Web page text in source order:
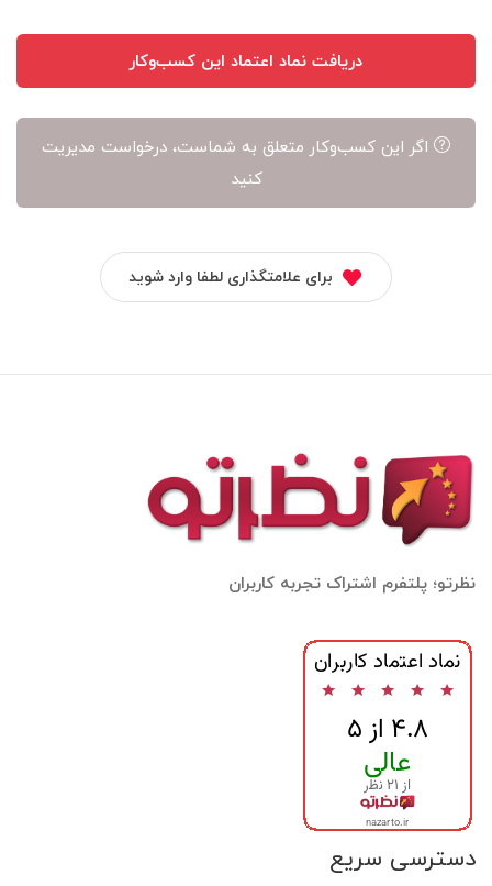
دریافت نماد اعتماد این کسب‌وکار
اگر این کسب‌وکار متعلق به شماست، درخواست مدیریت
کنید
برای علامتگذاری لطفا وارد شوید
نظرتو؛ پلتفرم اشتراک تجربه کاربران
دسترسی سریع